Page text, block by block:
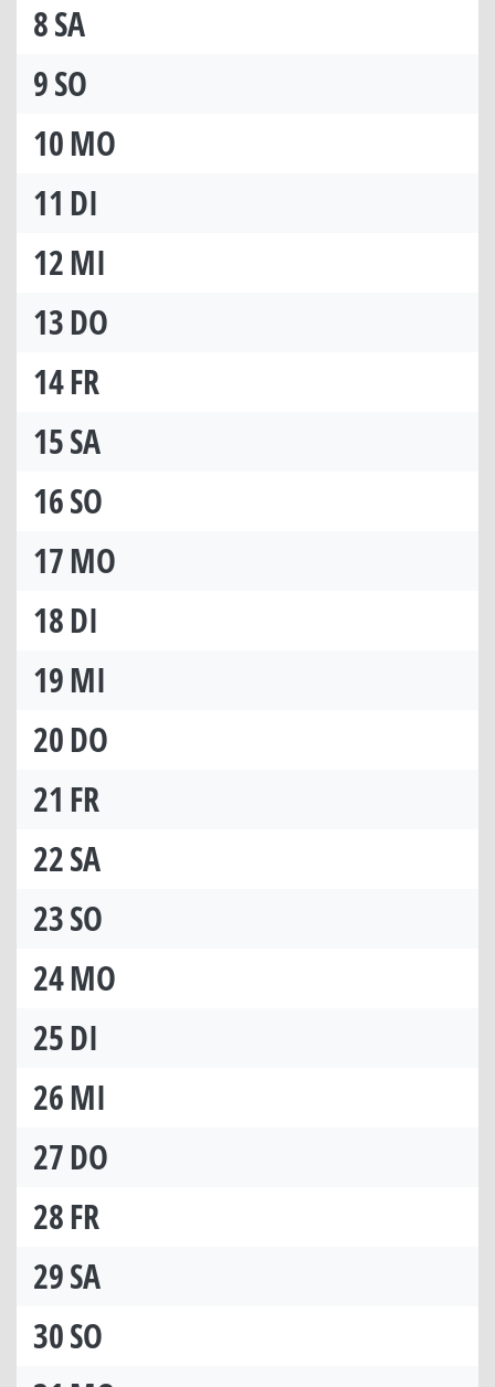
8SA
9SO
10MO
11 DI
12MI
13DO
14FR
15SA
16SO
17MO
18DI
19MI
20DO
21 FR
22SA
23SO
24MO
25DI
26MI
27DO
28FR
29SA
30SO